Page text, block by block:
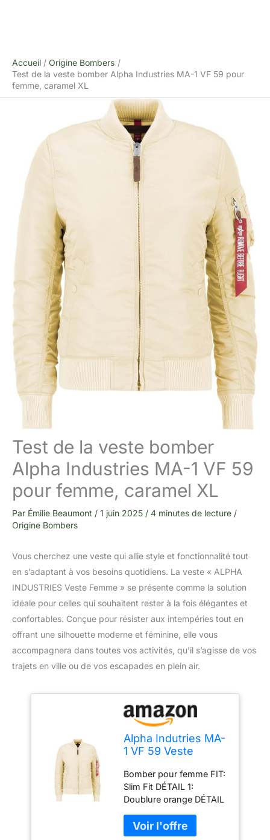
Accueil
Origine Bombers
Test de la veste bomber Alpha Industries MA-1 VF 59 pour
femme, caramel XL
Test de la veste bomber
Alpha Industries MA-1 VF 59
pour femme, caramel XL
Par Émilie Beaumont / 1 juin 2025 / 4 minutes de lecture /
Origine Bombers
Vous cherchez une veste qui allie style et fonctionnalité tout
en s’adaptant à vos besoins quotidiens. La veste « ALPHA
INDUSTRIES Veste Femme » se présente comme la solution
idéale pour celles qui souhaitent rester à la fois élégantes et
confortables. Conçue pour résister aux intempéries tout en
offrant une silhouette moderne et féminine, elle vous
accompagnera dans toutes vos activités, qu’il s’agisse de vos
trajets en ville ou de vos escapades en plein air.
Alpha Indutries MA-
1 VF 59 Veste
femme Caramel
Bomber pour femme FIT:
Slim Fit DÉTAIL 1:
Doublure orange DÉTAIL